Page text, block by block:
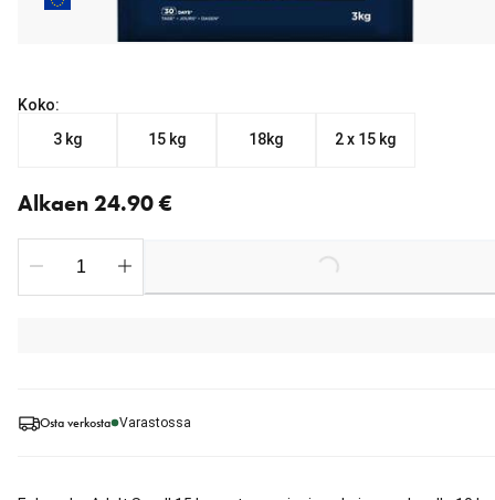
Osta verkosta Varastossa
Koko:
3 kg
15 kg 18kg 2 x 15 kg
Alkaen 24.90 €
Loading...